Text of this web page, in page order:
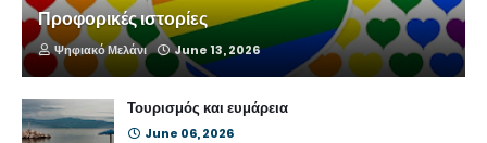
Προφορικές ιστορίες
Ψηφιακό Μελάνι June 13, 2026
Τουρισμός και ευμάρεια
June 06, 2026